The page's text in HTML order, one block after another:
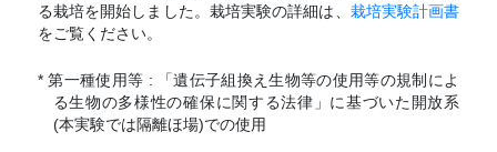
る栽培を開始しました。栽培実験の詳細は、 栽培実験計画書
をご覧ください。
* 第一種使用等 : 「遺伝子組換え生物等の使用等の規制によ
る生物の多様性の確保に関する法律」に基づいた開放系
(本実験では隔離ほ場)での使用